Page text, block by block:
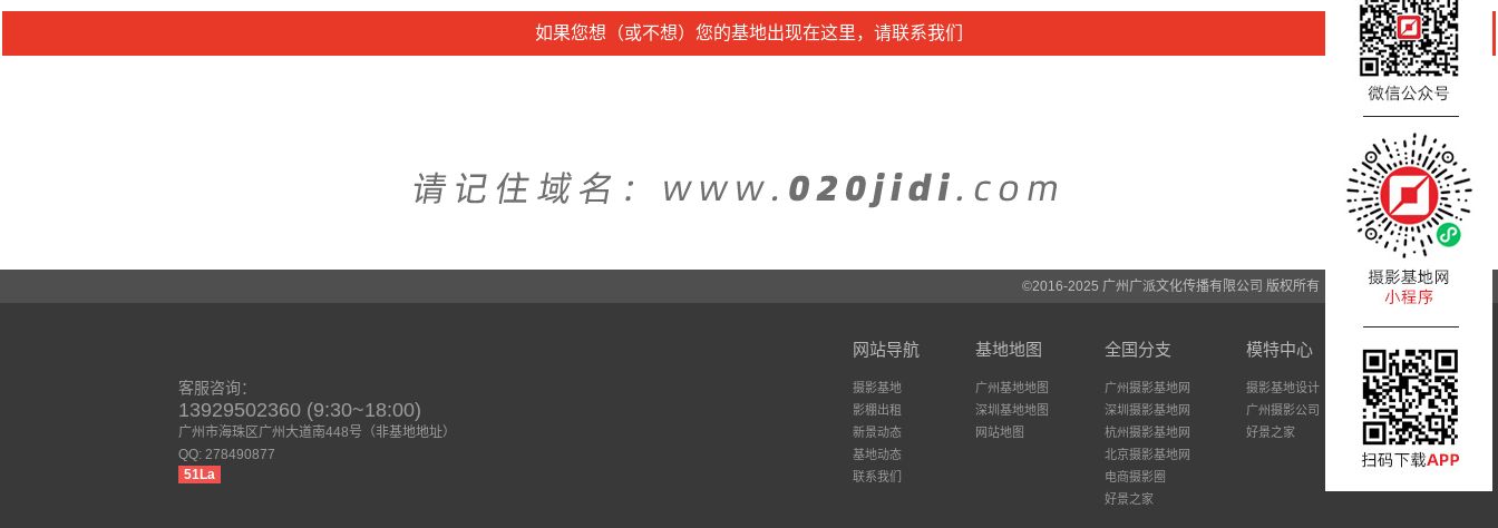
如果您想（或不想）您的基地出现在这里，请联系我们
©2016-2025 广州广派文化传播有限公司 版权所有
客服咨询：
13929502360 (9:30~18:00)
广州市海珠区广州大道南448号（非基地地址）
QQ: 278490877
51La
网站导航
摄影基地
影棚出租
新景动态
基地动态
联系我们
基地地图
广州基地地图
深圳基地地图
网站地图
全国分支
广州摄影基地网
深圳摄影基地网
杭州摄影基地网
北京摄影基地网
电商摄影圈
好景之家
模特中心
摄影基地设计
广州摄影公司
好景之家